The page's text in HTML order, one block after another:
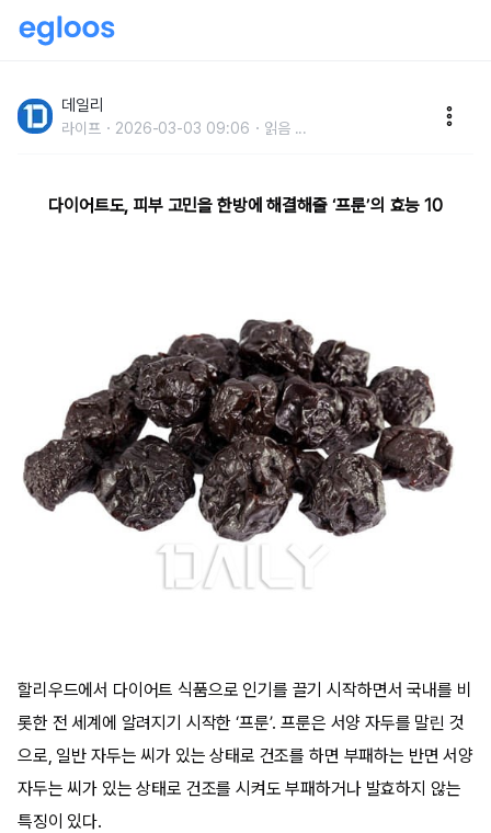
효능 데일리
라이프 2026-03-03 09:06 읽음 ...
다이어트도, 피부 고민을 한방에 해결해줄 ‘프룬’의 효능 10
할리우드에서 다이어트 식품으로 인기를 끌기 시작하면서 국내를 비
롯한 전 세계에 알려지기 시작한 ‘프룬’. 프룬은 서양 자두를 말린 것
으로, 일반 자두는 씨가 있는 상태로 건조를 하면 부패하는 반면 서양
자두는 씨가 있는 상태로 건조를 시켜도 부패하거나 발효하지 않는
특징이 있다.